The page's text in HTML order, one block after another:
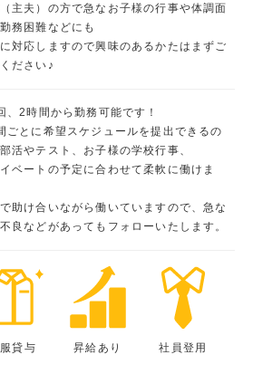
主夫）の方で急なお子様の行事や体調面
務困難などにも
対応しますので興味のあるかたはまずご
ださい♪
、2時間から勤務可能です！
ごとに希望スケジュールを提出できるの
活やテスト、お子様の学校行事、
ベートの予定に合わせて柔軟に働けま
助け合いながら働いていますので、急な
良などがあってもフォローいたします。
貸与 昇給あり 社員登用